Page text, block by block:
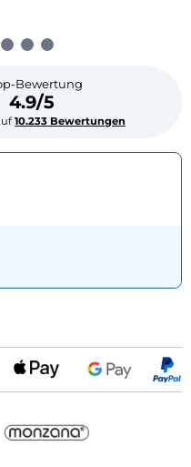
Bewertung
4.9/5
10.233 Bewertungen